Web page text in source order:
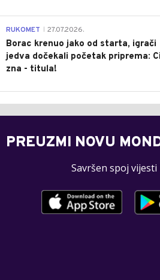
RUKOMET 27.07.2026.
Borac krenuo jako od starta, igrači
jedva dočekali početak priprema:
zna - titula!
PREUZMI NOVU
Savršen spoj vijesti